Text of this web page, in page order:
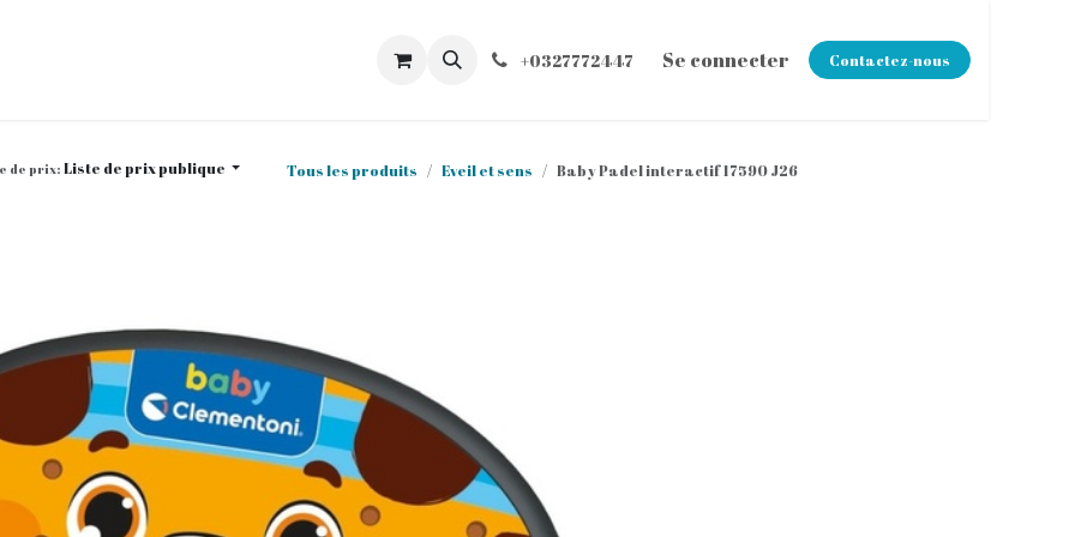
Catalogues Contactez-nous
+0327772447 Se connecter Contactez-nous
de prix: Liste de prix publique Tous les produits Eveil et sens Baby Padel interactif 17590 J26